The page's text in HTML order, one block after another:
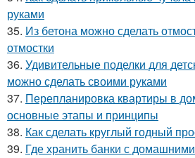
руками
35. Из бетона можно сделать
отмостки
36. Удивительные поделки для
можно сделать своими руками
37. Перепланировка квартиры в
основные этапы и принципы
38. Как сделать круглый годный
39. Где хранить банки с